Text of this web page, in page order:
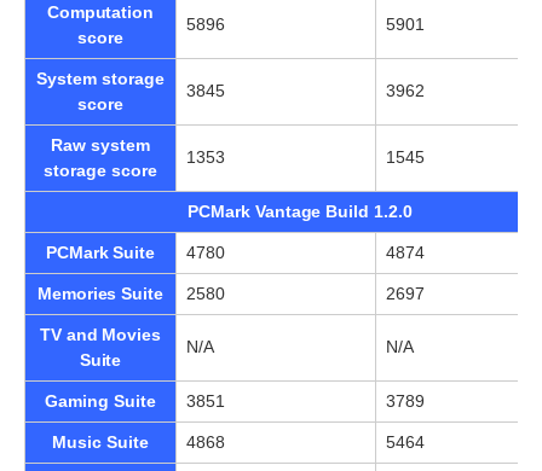
Computation
score
5896 5901
System storage
score
3845 3962
Raw system
storage score
1353 1545
PCMark Vantage Build 1.2.0
PCMark Suite 4780 4874
Memories Suite 2580 2697
TV and Movies
Suite
N/A N/A
Gaming Suite 3851 3789
Music Suite 4868 5464